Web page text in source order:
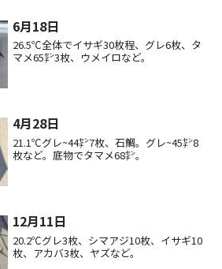
6月18日
26.5℃全体でイサギ30枚程、グレ6枚、タ
マメ65㌢3枚、ウメイロなど。
4月28日
21.1℃グレ~44㌢7枚、石鯛。グレ~45㌢8
枚など。底物でタマメ68㌢。
12月11日
20.2℃グレ3枚、シマアジ10枚、イサギ10
枚、アカバ3枚、ヤズなど。